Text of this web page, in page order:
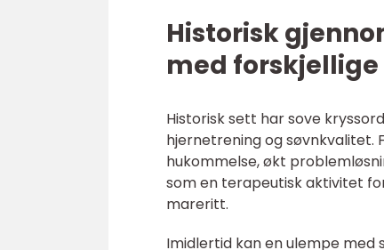
Historisk
med forskjellige
Historisk sett har sove
hjernetrening og søvnkvalitet.
hukommelse, økt
som en terapeutisk aktivitet
mareritt.
Imidlertid kan en ulempe